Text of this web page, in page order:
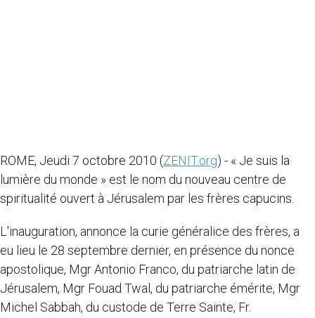
ROME, Jeudi 7 octobre 2010 (ZENIT.org) - « Je suis la
lumière du monde » est le nom du nouveau centre de
spiritualité ouvert à Jérusalem par les frères capucins.
L'inauguration, annonce la curie généralice des frères, a
eu lieu le 28 septembre dernier, en présence du nonce
apostolique, Mgr Antonio Franco, du patriarche latin de
Jérusalem, Mgr Fouad Twal, du patriarche émérite, Mgr
Michel Sabbah, du custode de Terre Sainte, Fr.